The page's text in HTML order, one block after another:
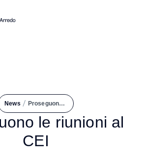
News / Proseguono Le Riunioni Al CEI
le riunioni al
CEI